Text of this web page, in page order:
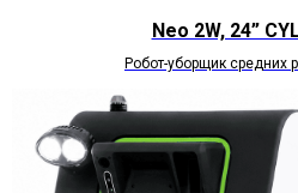
Neo 2W, 24”
Робот-уборщик средних